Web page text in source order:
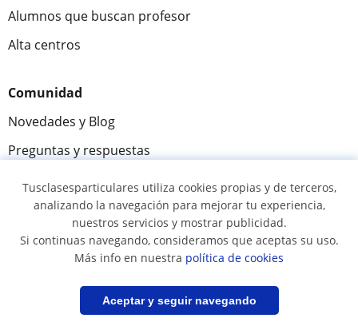
Guardar búsqueda
Alumnos que buscan profesor
Alta centros
Comunidad
Novedades y Blog
Preguntas y respuestas
Fantástica★★★★★ 9,5/10
305915opiniones de alumnos
© 2007 - 2026 Tus clases particulares
Tusclasesparticulares utiliza cookies propias y de terceros,
analizando la navegación para mejorar tu experiencia,
nuestros servicios y mostrar publicidad.
Si continuas navegando, consideramos que aceptas su uso.
Más info en nuestra política de cookies
Aceptar y seguir navegando